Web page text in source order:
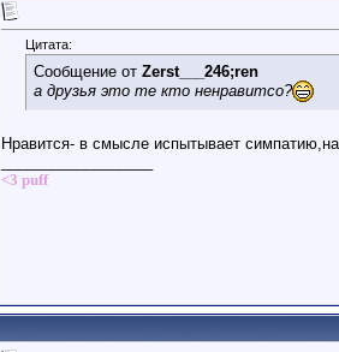
Цитата:
Сообщение от Zerst___246;ren
а друзья это те кто ненравитсо?
Нравится- в смысле испытывает
<3 puff